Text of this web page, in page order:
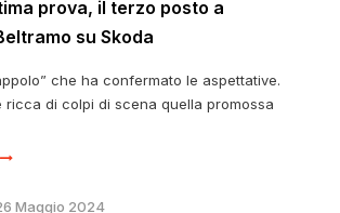
prova, il terzo posto a
su Skoda
che ha confermato le aspettative.
ricca di colpi di scena quella promossa
Maggio 2024